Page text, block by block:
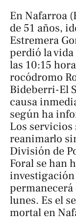
En Nafarroa
de 51 años,
Estremera
perdió la
las 10:15
rocódromo
Bideberri-El
causa
según ha
Los
reanimarlo
División de
Foral se han
lunes. Es el
mortal en